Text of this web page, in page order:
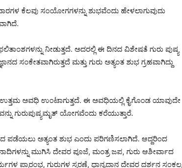
ಕೆಲವು ಸಂಯೋಗಗಳನ್ನು ಶುಭವೆಂದು ಹೇಳಲಾಗುವುದು
ನೀಡುತ್ತದೆ. ಅದರಲ್ಲಿ ಈ ದಿನದ ವಿಶೇಷತೆ ಗುರು ಪುಷ್ಯ
ಸಂಕೇತವಾಗಿರುತ್ತದೆ ಮತ್ತು ಗುರು ಅತ್ಯಂತ ಶುಭ ಗ್ರಹವಾಗಿದ್ದು
ಉತ್ತಮ ಅವಧಿ ಉಂಟಾಗುತ್ತದೆ. ಈ ಅವಧಿಯಲ್ಲಿ ಕೈಗೊಂಡ ಯಾವುದೇ
ಗುರುಪುಷ್ಯಮೃತ್ ಯೋಗವೆಂದು ಕರೆಯುತ್ತಾರೆ.
ಪಡೆಯಲು ಅತ್ಯಂತ ಶುಭ ಎಂದು ಪರಿಗಣಿಸಲಾಗಿದೆ. ಆದ್ದರಿಂದ
ಮುಗಿಸಿ ದೇವರ ಪೂಜೆ, ಮಂತ್ರ ಜಪ, ಗುರು ಆಶೀರ್ವಾದ
ಪ್ರಾರಂಭ, ಗುರುಗಳ ಸ್ಮರಣೆ, ಧಾನ್ಯದಾನ ದೇವರ ದರ್ಶನ ಸಂಕಲ್ಪ